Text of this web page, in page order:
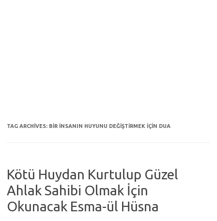
TAG ARCHIVES: BIR INSANIN HUYUNU DEĞIŞTIRMEK IÇIN DUA
Kötü Huydan Kurtulup Güzel
Ahlak Sahibi Olmak İçin
Okunacak Esma-ül Hüsna